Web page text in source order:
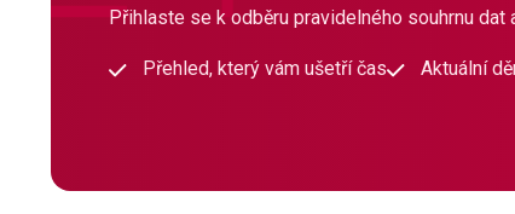
Přihlaste se k odběru pravidelného souhrnu
Přehled, který vám ušetří čas Aktuální